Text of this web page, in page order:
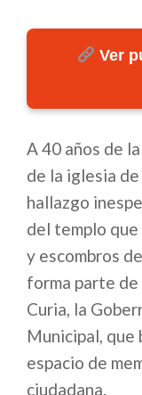
Ver
A 40 años de
de la iglesia
hallazgo
del templo
y escombros
forma parte
Curia, la
Municipal, que
espacio de
ciudadana.